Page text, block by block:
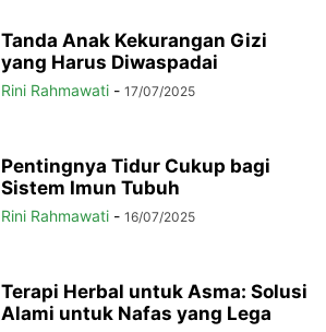
Tanda Anak Kekurangan Gizi
yang Harus Diwaspadai
Rini Rahmawati - 17/07/2025
Pentingnya Tidur Cukup bagi
Sistem Imun Tubuh
Rini Rahmawati - 16/07/2025
Terapi Herbal untuk Asma: Solusi
Alami untuk Nafas yang Lega